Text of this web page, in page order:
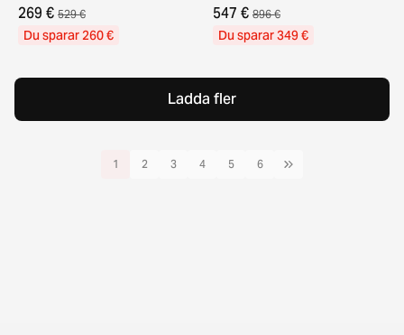
269 € 529 €
Du sparar 260 €
547 € 896 €
Du sparar 349 €
Ladda fler
1 2 3 4 5 6